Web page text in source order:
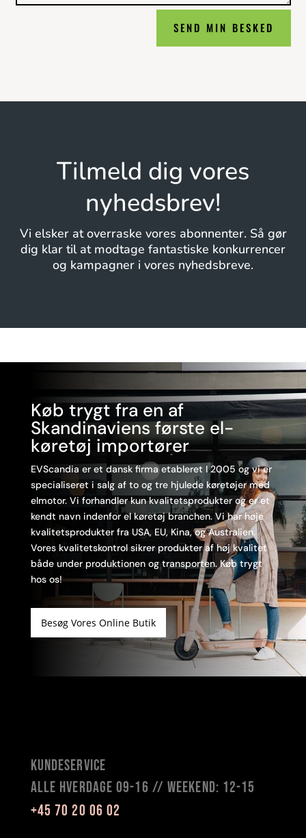
SEND MIN BESKED
Tilmeld dig vores
nyhedsbrev!
Vi elsker at overraske vores abonnenter. Så gør
dig klar til at modtage fantastiske konkurrencer
og kampagner i vores nyhedsbreve.
Køb trygt fra en af
Skandinaviens første el-
køretøj importører
EVScandia er et dansk firma etableret I 2005 og vi er
specialiseret i salg af to og tre hjulede køretøjer med
elmotor. Vi forhandler kun kvalitetsprodukter og er et
kendt navn indenfor el køretøj branchen. Vi har høje
kvalitetsprodukter fra USA, EU, Kina, og Australien.
Vores kvalitetskontrol sikrer produkter af høj kvalitet
både under produktionen og transporten. Køb trygt
hos os!
Besøg Vores Online Butik
KUNDESERVICE
alle HVERDAGE 09-16 // weekend: 12-15
+45 70 20 06 02